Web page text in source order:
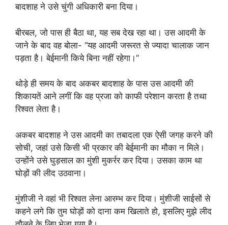
बादशाह ने उसे चुंगी अधिकारी बना दिया।
बीरबल, जो पास ही बैठा था, यह सब देख रहा था। उस आदमी के
जाने के बाद वह बोला- “यह आदमी जरूरत से ज्यादा चालाक जान
पड़ता है। बेईमानी किये बिना नहीं रहेगा।“
थोड़े ही समय के बाद अकबर बादशाह के पास उस आदमी की
शिकायतें आने लगीं कि वह प्रजा को काफी परेशान करता है तथा
रिश्वत लेता है।
अकबर बादशाह ने उस आदमी का तबादला एक ऐसी जगह करने की
सोची, जहां उसे किसी भी प्रकार की बेईमानी का मौका न मिले।
उन्होंने उसे घुड़साल का मुंशी मुकर्रर कर दिया। उसका काम था
घोड़ों की लीद उठवाना।
मुंशीजी ने वहां भी रिश्वत लेना आरम्भ कर दिया। मुंशीजी साईसों से
कहने लगे कि तुम घोड़ों को दाना कम खिलाते हो, इसलिए मुझे लीद